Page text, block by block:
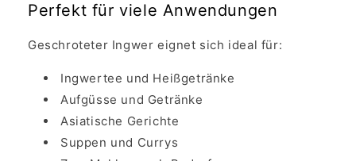
Perfekt für viele Anwendungen
Geschroteter Ingwer eignet sich ideal für:
Ingwertee und Heißgetränke
Aufgüsse und Getränke
Asiatische Gerichte
Suppen und Currys